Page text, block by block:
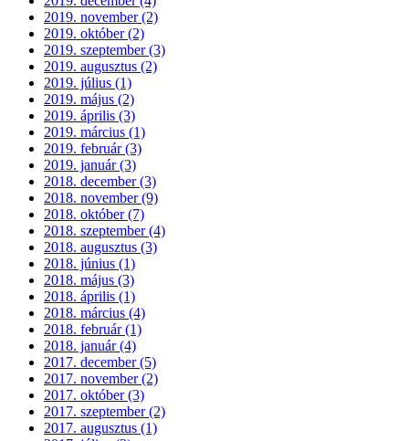
2019. november (2)
2019. október (2)
2019. szeptember (3)
2019. augusztus (2)
2019. július (1)
2019. május (2)
2019. április (3)
2019. március (1)
2019. február (3)
2019. január (3)
2018. december (3)
2018. november (9)
2018. október (7)
2018. szeptember (4)
2018. augusztus (3)
2018. június (1)
2018. május (3)
2018. április (1)
2018. március (4)
2018. február (1)
2018. január (4)
2017. december (5)
2017. november (2)
2017. október (3)
2017. szeptember (2)
2017. augusztus (1)